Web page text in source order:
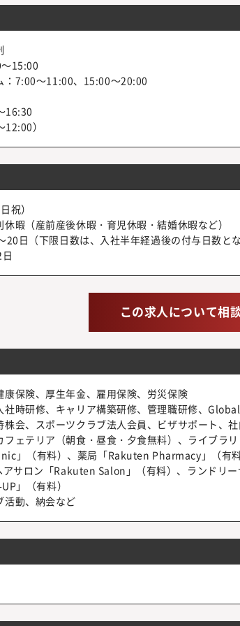
15:00
：7:00～11:00、15:00～20:00
16:30
12:00）
祝）
暇（産前産後休暇・育児休暇・結婚休暇など）
20日（下限日数は、入社半年経過後の付与日数とな
この求人について相
保険、厚生年金、雇用保険、労災保険
時研修、キャリア構築研修、管理職研修、
会、スポーツクラブ法人会員、ビザサポート、社
ェテリア（朝食・昼食・夕食無料）、ライブラ
」（有料）、薬局「Rakuten Pharmacy」（有
アサロン「Rakuten Salon」（有料）、ランドリ
」（有料）
動、納会など